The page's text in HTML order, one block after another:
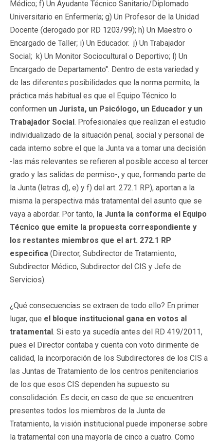
Médico; f) Un Ayudante Técnico Sanitario/Diplomado
Universitario en Enfermería; g) Un Profesor de la Unidad
Docente (derogado por RD 1203/99); h) Un Maestro o
Encargado de Taller; i) Un Educador. j) Un Trabajador
Social; k) Un Monitor Sociocultural o Deportivo; l) Un
Encargado de Departamento". Dentro de esta variedad y
de las diferentes posibilidades que la norma permite, la
práctica más habitual es que el Equipo Técnico lo
conformen un Jurista, un Psicólogo, un Educador y un
Trabajador Social. Profesionales que realizan el estudio
individualizado de la situación penal, social y personal de
cada interno sobre el que la Junta va a tomar una decisión
-las más relevantes se refieren al posible acceso al tercer
grado y las salidas de permiso-, y que, formando parte de
la Junta (letras d), e) y f) del art. 272.1 RP), aportan a la
misma la perspectiva más tratamental del asunto que se
vaya a abordar. Por tanto, la Junta la conforma el Equipo
Técnico que emite la propuesta correspondiente y
los restantes miembros que el art. 272.1 RP
especifica (Director, Subdirector de Tratamiento,
Subdirector Médico, Subdirector del CIS y Jefe de
Servicios).
¿Qué consecuencias se extraen de todo ello? En primer
lugar, que el bloque institucional gana en votos al
tratamental. Si esto ya sucedía antes del RD 419/2011,
pues el Director contaba y cuenta con voto dirimente de
calidad, la incorporación de los Subdirectores de los CIS a
las Juntas de Tratamiento de los centros penitenciarios
de los que esos CIS dependen ha supuesto su
consolidación. Es decir, en caso de que se encuentren
presentes todos los miembros de la Junta de
Tratamiento, la visión institucional puede imponerse sobre
la tratamental con una mayoría de cinco a cuatro. Como